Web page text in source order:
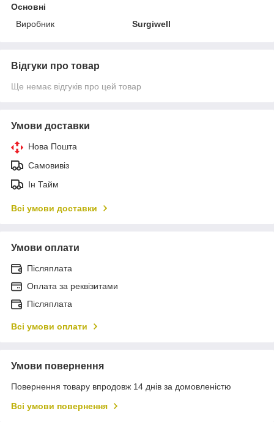
Основні
Виробник
Surgiwell
Відгуки про товар
Ще немає відгуків про цей товар
Умови доставки
Нова Пошта
Самовивіз
Ін Тайм
Всі умови доставки
Умови оплати
Післяплата
Оплата за реквізитами
Післяплата
Всі умови оплати
Умови повернення
Повернення товару впродовж 14 днів за домовленістю
Всі умови повернення